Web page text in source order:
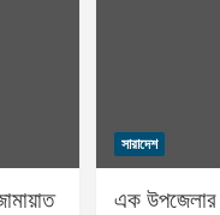
সারাদেশ
এক উপজেলার